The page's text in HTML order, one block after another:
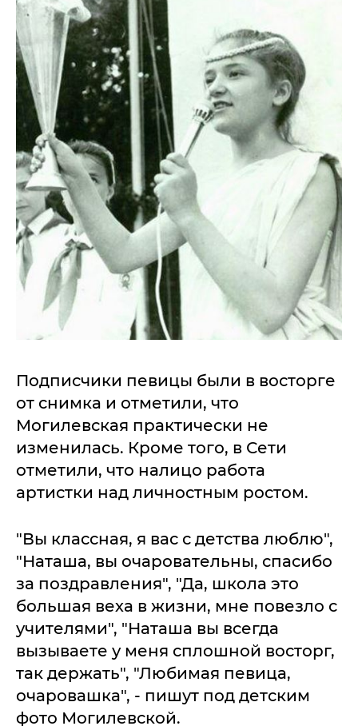
Подписчики певицы были в восторге
от снимка и отметили, что
Могилевская практически не
изменилась. Кроме того, в Сети
отметили, что налицо работа
артистки над личностным ростом.
"Вы классная, я вас с детства люблю",
"Наташа, вы очаровательны, спасибо
за поздравления", "Да, школа это
большая веха в жизни, мне повезло с
учителями", "Наташа вы всегда
вызываете у меня сплошной восторг,
так держать", "Любимая певица,
очаровашка", - пишут под детским
фото Могилевской.